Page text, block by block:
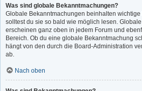
Was sind globale Bekanntmachungen?
Globale Bekanntmachungen beinhalten
solltest du sie so bald wie möglich lesen.
erscheinen ganz oben in jedem Forum und
Bereich. Ob du eine globale Bekanntmachung
hängt von den durch die Board-Administration
ab.
Nach oben